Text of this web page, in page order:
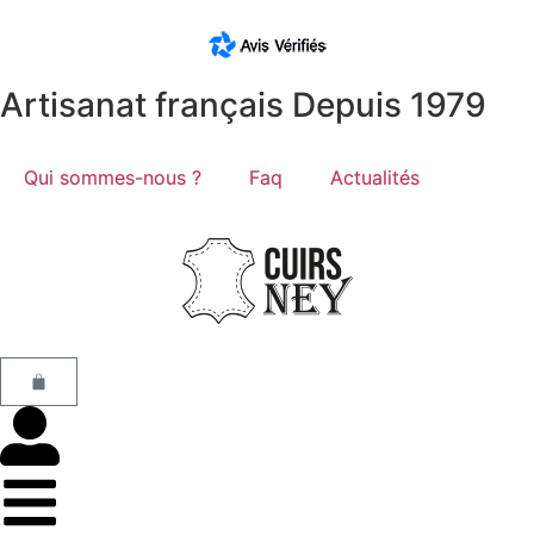
Artisanat français Depuis 1979
Qui sommes-nous ? Faq Actualités